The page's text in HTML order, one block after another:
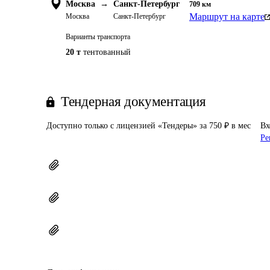
Москва →
Москва
Санкт-Петербург
Санкт-Петербург
709 км
Маршрут на карте
Варианты транспорта
20 т тентованный
Тендерная документация
Доступно только с лицензией «Тендеры» за 750 ₽ в мес